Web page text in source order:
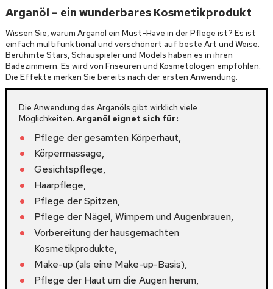
Arganöl – ein wunderbares Kosmetikprodukt
Wissen Sie, warum Arganöl ein Must-Have in der Pflege ist? Es ist
einfach multifunktional und verschönert auf beste Art und Weise.
Berühmte Stars, Schauspieler und Models haben es in ihren
Badezimmern. Es wird von Friseuren und Kosmetologen empfohlen.
Die Effekte merken Sie bereits nach der ersten Anwendung.
Die Anwendung des Arganöls gibt wirklich viele
Möglichkeiten. Arganöl eignet sich für:
Pflege der gesamten Körperhaut,
Körpermassage,
Gesichtspflege,
Haarpflege,
Pflege der Spitzen,
Pflege der Nägel, Wimpern und Augenbrauen,
Vorbereitung der hausgemachten
Kosmetikprodukte,
Make-up (als eine Make-up-Basis),
Pflege der Haut um die Augen herum,